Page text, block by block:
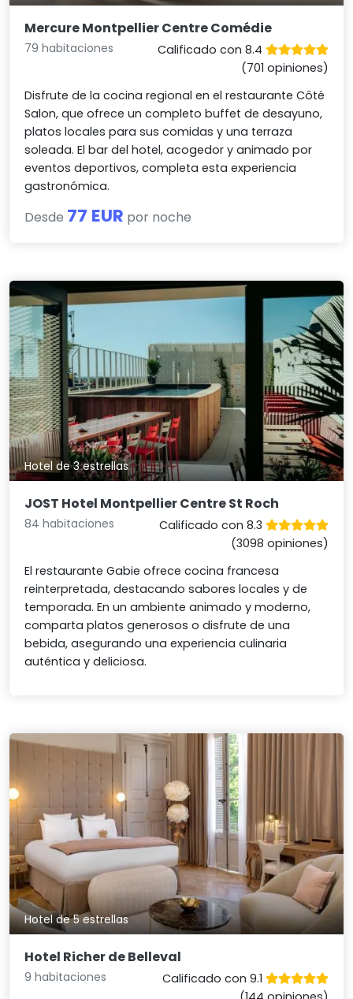
Mercure Montpellier Centre Comédie
79 habitaciones
Calificado con 8.4
(701 opiniones)
Disfrute de la cocina regional en el restaurante Côté
Salon, que ofrece un completo buffet de desayuno,
platos locales para sus comidas y una terraza
soleada. El bar del hotel, acogedor y animado por
eventos deportivos, completa esta experiencia
gastronómica.
Desde 77 EUR por noche
Hotel de 3 estrellas
JOST Hotel Montpellier Centre St Roch
84 habitaciones
Calificado con 8.3
(3098 opiniones)
El restaurante Gabie ofrece cocina francesa
reinterpretada, destacando sabores locales y de
temporada. En un ambiente animado y moderno,
comparta platos generosos o disfrute de una
bebida, asegurando una experiencia culinaria
auténtica y deliciosa.
Hotel de 5 estrellas
Hotel Richer de Belleval
9 habitaciones
Calificado con 9.1